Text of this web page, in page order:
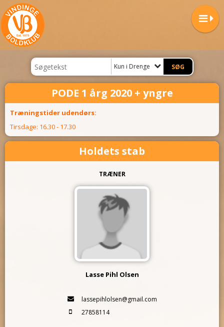
Kun i Drenge
PODE 1 årg 2020 + yngre
Træningstider udendørs:
Tirsdage: 16.30 - 17.30
Holdets stab
TRÆNER
Lasse Pihl Olsen
lassepihlolsen@gmail.com
27858114